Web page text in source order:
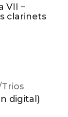
VII –
clarinets
digital)